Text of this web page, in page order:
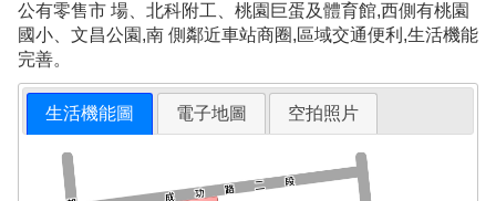
公有零售市 場、北科附工、桃園巨蛋及體育館,西側有桃園
國小、文昌公園,南 側鄰近車站商圈,區域交通便利,生活機能
完善。
生活機能圖 電子地圖 空拍照片